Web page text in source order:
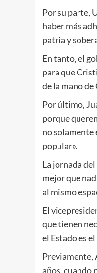
Por su parte,
haber más
patria y
En tanto, el
para que
de la mano de
Por último,
porque
no solamente
popular».
La jornada
mejor que
al mismo
El
que tienen
el Estado es
Previamente,
años, cuando